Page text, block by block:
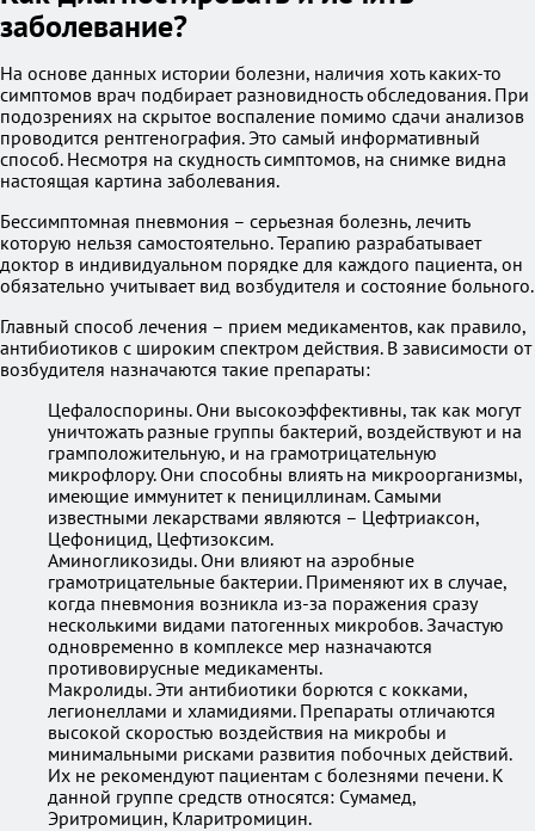
заболевание?
На основе данных истории болезни, наличия хоть каких-то
симптомов врач подбирает разновидность обследования. При
подозрениях на скрытое воспаление помимо сдачи анализов
проводится рентгенография. Это самый информативный
способ. Несмотря на скудность симптомов, на снимке видна
настоящая картина заболевания.
Бессимптомная пневмония – серьезная болезнь, лечить
которую нельзя самостоятельно. Терапию разрабатывает
доктор в индивидуальном порядке для каждого пациента, он
обязательно учитывает вид возбудителя и состояние больного.
Главный способ лечения – прием медикаментов, как правило,
антибиотиков с широким спектром действия. В зависимости от
возбудителя назначаются такие препараты:
Цефалоспорины. Они высокоэффективны, так как могут
уничтожать разные группы бактерий, воздействуют и на
грамположительную, и на грамотрицательную
микрофлору. Они способны влиять на микроорганизмы,
имеющие иммунитет к пенициллинам. Самыми
известными лекарствами являются – Цефтриаксон,
Цефоницид, Цефтизоксим.
Аминогликозиды. Они влияют на аэробные
грамотрицательные бактерии. Применяют их в случае,
когда пневмония возникла из-за поражения сразу
несколькими видами патогенных микробов. Зачастую
одновременно в комплексе мер назначаются
противовирусные медикаменты.
Макролиды. Эти антибиотики борются с кокками,
легионеллами и хламидиями. Препараты отличаются
высокой скоростью воздействия на микробы и
минимальными рисками развития побочных действий.
Их не рекомендуют пациентам с болезнями печени. К
данной группе средств относятся: Сумамед,
Эритромицин, Кларитромицин.